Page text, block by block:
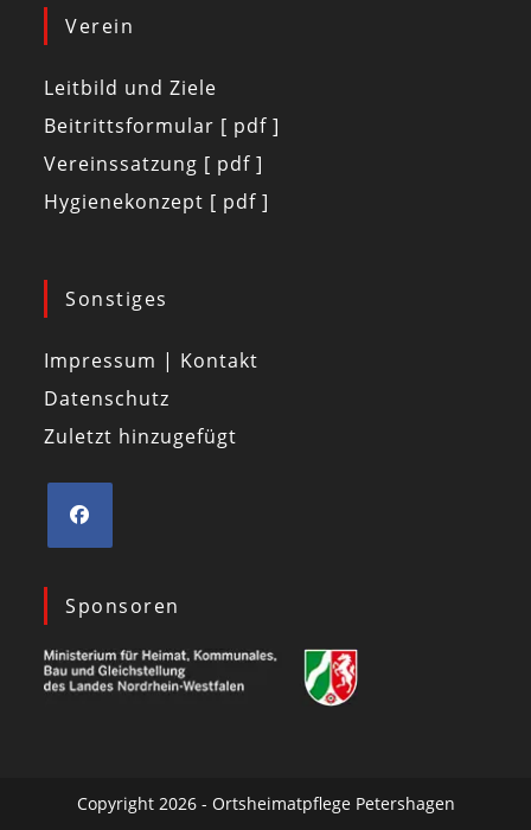
Verein
Leitbild und Ziele
Beitrittsformular [ pdf ]
Vereinssatzung [ pdf ]
Hygienekonzept [ pdf ]
Sonstiges
Impressum | Kontakt
Datenschutz
Zuletzt hinzugefügt
Sponsoren
Copyright 2026 - Ortsheimatpflege Petershagen